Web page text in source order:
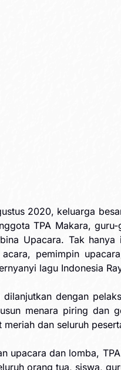
2020, keluarga
TPA Makara,
Upacara. Tak
pemimpin
lagu Indonesia
dilanjutkan dengan
menara piring dan
meriah dan seluruh
upacara dan lomba,
orang tua, siswa,